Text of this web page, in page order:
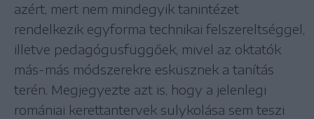
azért, mert nem mindegyik tanintézet
rendelkezik egyforma technikai felszereltséggel,
illetve pedagógusfüggőek, mivel az oktatók
más-más módszerekre esküsznek a tanítás
terén. Megjegyezte azt is, hogy a jelenlegi
romániai kerettantervek sulykolása sem teszi